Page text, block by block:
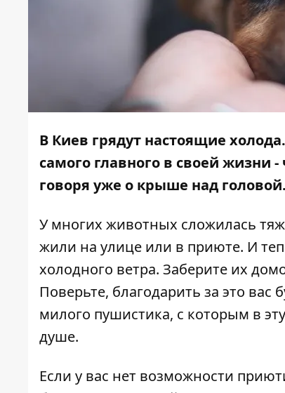
В Киев грядут настоящие холода
самого главного в своей жизни
говоря уже о крыше над головой.
У многих животных сложилась
жили на улице или в приюте. И
холодного ветра. Заберите их
Поверьте, благодарить за это вас
милого пушистика, с которым в
душе.
Если у вас нет возможности